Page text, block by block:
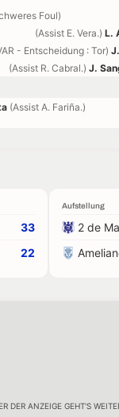
Foul)
(Assist E. Vera.) L.
- Entscheidung : Tor)
(Assist R. Cabral.) J.
(Assist A. Fariña.)
33
22
Aufstellung
2 de
DER ANZEIGE GEHT'S